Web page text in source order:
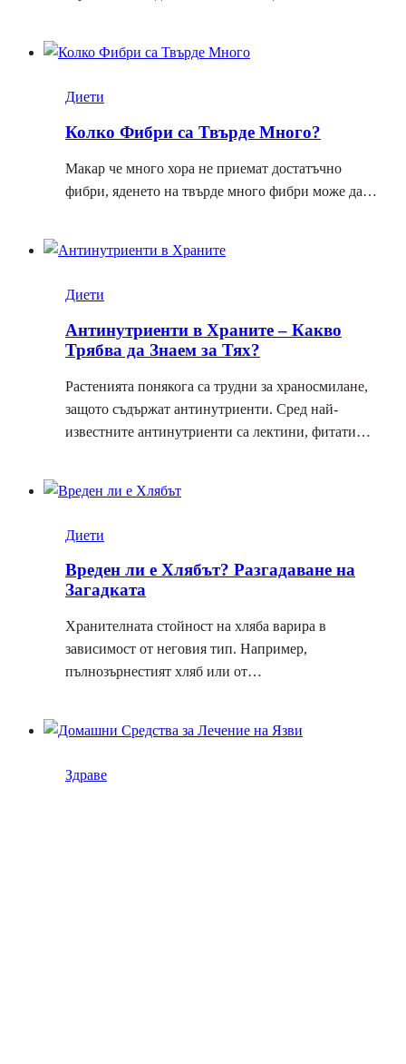
Диети
Колко Фибри са Твърде Много?
Макар че много хора не приемат достатъчно
фибри, яденето на твърде много фибри може да…
Диети
Антинутриенти в Храните – Какво
Трябва да Знаем за Тях?
Растенията понякога са трудни за храносмилане,
защото съдържат антинутриенти. Сред най-
известните антинутриенти са лектини, фитати…
Диети
Вреден ли е Хлябът? Разгадаване на
Загадката
Хранителната стойност на хляба варира в
зависимост от неговия тип. Например,
пълнозърнестият хляб или от…
Здраве